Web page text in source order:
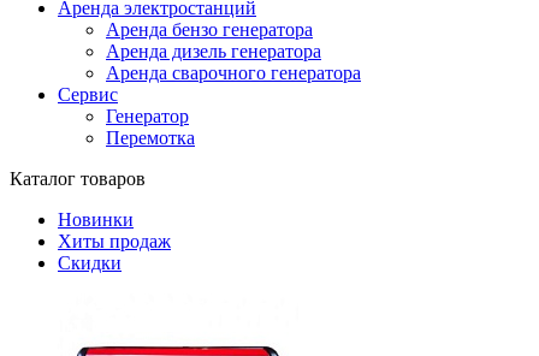
Аренда электростанций
Аренда бензо генератора
Аренда дизель генератора
Аренда сварочного генератора
Сервис
Генератор
Перемотка
Каталог товаров
Новинки
Хиты продаж
Скидки